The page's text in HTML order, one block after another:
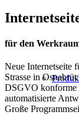
für den
Neue Internetseite
Strasse in
DSGVO konforme
automatisierte
Große